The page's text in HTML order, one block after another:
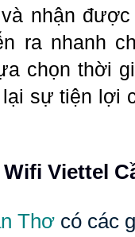
nhận
ra nhanh
chọn thời
sự tiện lợi
Viettel
Thơ có các